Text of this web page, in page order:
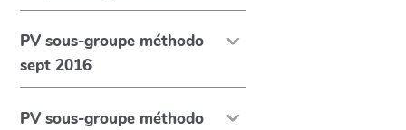
PV sous-groupe méthodo
sept 2016
PV sous-groupe méthodo